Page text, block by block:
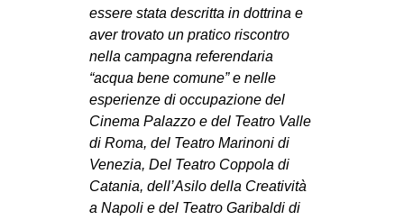
essere stata descritta in dottrina e
aver trovato un pratico riscontro
nella campagna referendaria
“acqua bene comune” e nelle
esperienze di occupazione del
Cinema Palazzo e del Teatro Valle
di Roma, del Teatro Marinoni di
Venezia, Del Teatro Coppola di
Catania, dell’Asilo della Creatività
a Napoli e del Teatro Garibaldi di